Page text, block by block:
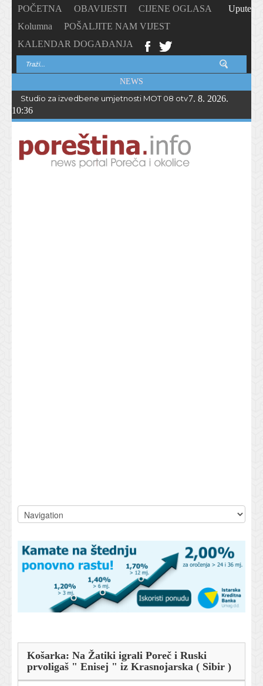
POČETNA OBAVIJESTI
CIJENE OGLASA
Kolumna
POŠALJITE NAM VIJEST
KALENDAR DOGAĐANJA
Upute
NEWS
Studio za izvedbene umjetnosti MOT 08 otvorio upise u novu
7. 8. 2026.
10:36
Košarka: Na Žatiki igrali Poreč i Ruski
prvoligaš " Enisej " iz Krasnojarska ( Sibir )